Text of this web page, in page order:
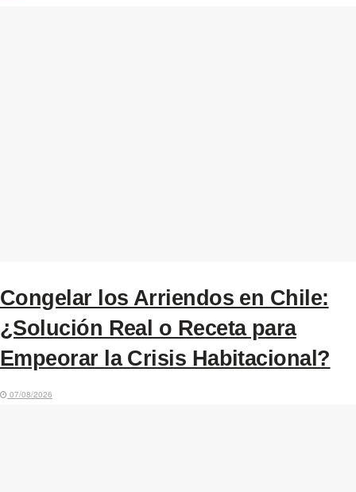
Congelar los Arriendos en Chile:
¿Solución Real o Receta para
Empeorar la Crisis Habitacional?
07/08/2026